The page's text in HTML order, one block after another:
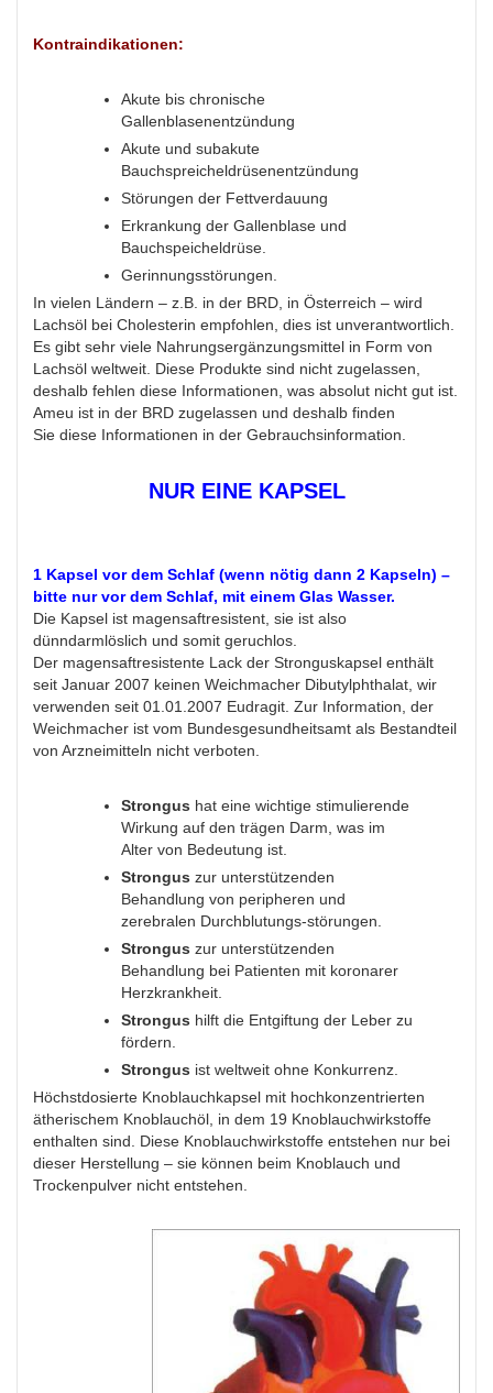
Kontraindikationen:
Akute bis chronische
Gallenblasenentzündung
Akute und subakute
Bauchspreicheldrüsenentzündung
Störungen der Fettverdauung
Erkrankung der Gallenblase und
Bauchspeicheldrüse.
Gerinnungsstörungen.
In vielen Ländern – z.B. in der BRD, in Österreich – wird
Lachsöl bei Cholesterin empfohlen, dies ist unverantwortlich.
Es gibt sehr viele Nahrungsergänzungsmittel in Form von
Lachsöl weltweit. Diese Produkte sind nicht zugelassen,
deshalb fehlen diese Informationen, was absolut nicht gut ist.
Ameu ist in der BRD zugelassen und deshalb finden
Sie diese Informationen in der Gebrauchsinformation.
NUR EINE KAPSEL
1 Kapsel vor dem Schlaf (wenn nötig dann 2 Kapseln) –
bitte nur vor dem Schlaf, mit einem Glas Wasser.
Die Kapsel ist magensaftresistent, sie ist also
dünndarmlöslich und somit geruchlos.
Der magensaftresistente Lack der Stronguskapsel enthält
seit Januar 2007 keinen Weichmacher Dibutylphthalat, wir
verwenden seit 01.01.2007 Eudragit. Zur Information, der
Weichmacher ist vom Bundesgesundheitsamt als Bestandteil
von Arzneimitteln nicht verboten.
Strongus hat eine wichtige stimulierende
Wirkung auf den trägen Darm, was im
Alter von Bedeutung ist.
Strongus zur unterstützenden
Behandlung von peripheren und
zerebralen Durchblutungs-störungen.
Strongus zur unterstützenden
Behandlung bei Patienten mit koronarer
Herzkrankheit.
Strongus hilft die Entgiftung der Leber zu
fördern.
Strongus ist weltweit ohne Konkurrenz.
Höchstdosierte Knoblauchkapsel mit hochkonzentrierten
ätherischem Knoblauchöl, in dem 19 Knoblauchwirkstoffe
enthalten sind. Diese Knoblauchwirkstoffe entstehen nur bei
dieser Herstellung – sie können beim Knoblauch und
Trockenpulver nicht entstehen.